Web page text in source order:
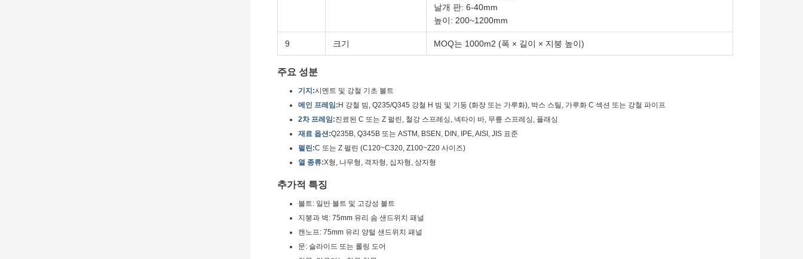
날개 판: 6-40mm
높이: 200~1200mm
9 크기 MOQ는 1000m2 (폭 × 길이 × 지붕 높이)
주요 성분
기지:시멘트 및 강철 기초 볼트
메인 프레임: H 강철 빔, Q235/Q345 강철 H 빔 및 기둥 (화장 또는 가루화), 박스 스틸, 가루화 C 섹션 또는 강철 파이프
2차 프레임:진료된 C 또는 Z 펄린, 철강 스프레싱, 넥타이 바, 무릎 스프레싱, 플래싱
재료 옵션:Q235B, Q345B 또는 ASTM, BSEN, DIN, IPE, AISI, JIS 표준
펄린:C 또는 Z 펄린 (C120~C320, Z100~Z20 사이즈)
열 종류:X형, 나무형, 격자형, 십자형, 상자형
추가적 특징
볼트: 일반 볼트 및 고강성 볼트
지붕과 벽: 75mm 유리 솜 샌드위치 패널
캔노프: 75mm 유리 양털 샌드위치 패널
문: 슬라이드 또는 롤링 도어